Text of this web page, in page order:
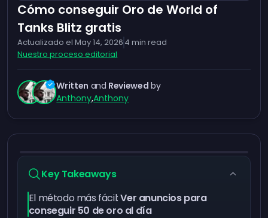
Cómo conseguir Oro de World of
Tanks Blitz gratis
Actualizado el May 14, 2026 4 min read
Nuestro proceso editorial
Written and Reviewed by
Anthony,Anthony
Key Takeaways
El método más fácil:Ver anuncios para
conseguir 50 de oro al día